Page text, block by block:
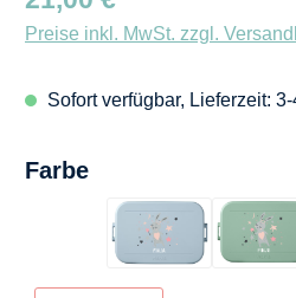
Preise inkl. MwSt. zzgl.
Sofort verfügbar, Lieferzeit:
Farbeauswählen
Hellblau